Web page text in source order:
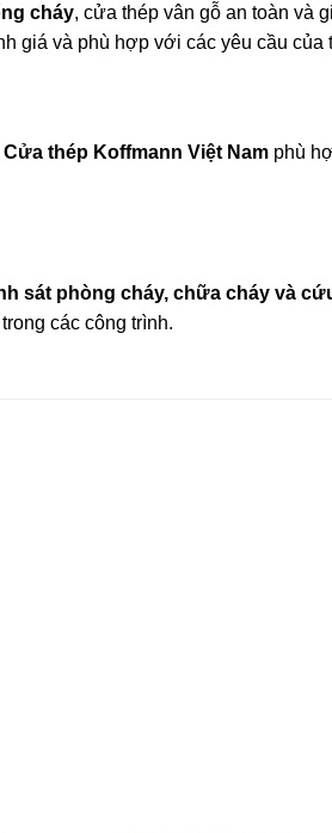
cháy, cửa thép vân gỗ an toàn và
giá và phù hợp với các yêu cầu của
thép Koffmann Việt Nam phù
sát phòng cháy, chữa cháy và
các công trình.